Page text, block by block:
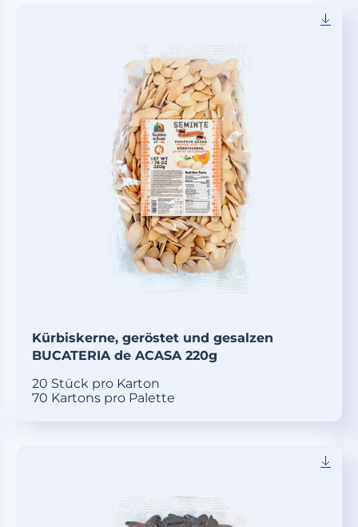
Kürbiskerne, geröstet und gesalzen
BUCATERIA de ACASA 220g
20 Stück pro Karton
70 Kartons pro Palette